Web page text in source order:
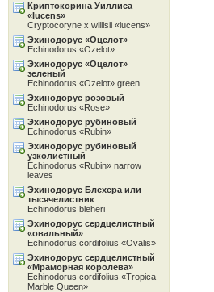
Криптокорина Уиллиса
«lucens»
Cryptocoryne x willisii «lucens»
Эхинодорус «Oцелот»
Echinodorus «Ozelot»
Эхинодорус «Oцелот»
зеленый
Echinodorus «Ozelot» green
Эхинодорус розовый
Echinodorus «Rose»
Эхинодорус рубиновый
Echinodorus «Rubin»
Эхинодорус рубиновый
узколистный
Echinodorus «Rubin» narrow
leaves
Эхинодорус Блехера или
тысячелистник
Echinodorus bleheri
Эхинодорус сердцелистный
«овальный»
Echinodorus cordifolius «Ovalis»
Эхинодорус сердцелистный
«Мраморная королева»
Echinodorus cordifolius «Tropica
Marble Queen»